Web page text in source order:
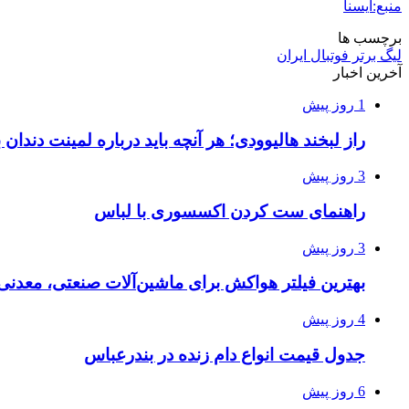
منبع:ایسنا
برچسب ها
ليگ برتر فوتبال ایران
آخرین اخبار
1 روز پیش
راز لبخند هالیوودی؛ هر آنچه باید درباره لمینت دندان
3 روز پیش
راهنمای ست کردن اکسسوری با لباس
3 روز پیش
بهترین فیلتر هواکش برای ماشین‌آلات صنعتی،
4 روز پیش
جدول قیمت انواع دام زنده در بندرعباس
6 روز پیش